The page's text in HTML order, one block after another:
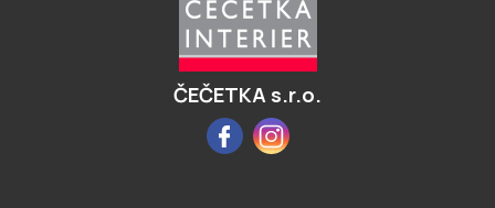
ČEČETKA s.r.o.
FacebookInstagram